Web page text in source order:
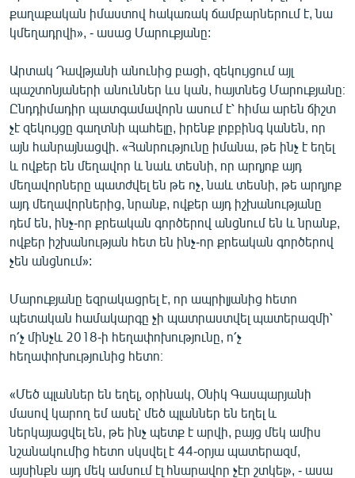
քաղաքական իմաստով հակառակ ճամբարներում է, նա
կմեղադրվի», - ասաց Մարուքյանը:
Արտակ Դավթյանի անունից բացի, զեկույցում այլ
պաշտոնյաների անուններ ևս կան, հայտնեց Մարուքյանը։
Ընդդիմադիր պատգամավորն ասում է՝ հիմա արեն ճիշտ
չէ զեկույցը գաղտնի պահելը, իրենք լոբբինգ կանեն, որ
այն հանրայնացվի. «Հանրությունը իմանա, թե ինչ է եղել
և ովքեր են մեղավոր և նաև տեսնի, որ արդյոք այդ
մեղավորները պատժվել են թե ոչ, նաև տեսնի, թե արդյոք
այդ մեղավորներից, նրանք, ովքեր այդ իշխանությանը
դեմ են, ինչ-որ քրեական գործերով անցնում են և նրանք,
ովքեր իշխանության հետ են ինչ-որ քրեական գործերով
չեն անցնում»:
Մարուքյանը եզրակացրել է, որ ապրիլյանից հետո
պետական համակարգը չի պատրաստվել պատերազմի՝
ո՛չ մինչև 2018-ի հեղափոխությունը, ո՛չ
հեղափոխությունից հետո։
«Մեծ պլաններ են եղել, օրինակ, Օնիկ Գասպարյանի
մասով կարող եմ ասել՝ մեծ պլաններ են եղել և
ներկայացվել են, թե ինչ պետք է արվի, բայց մեկ ամիս
նշանակումից հետո սկսվել է 44-օրյա պատերազմ,
այսինքն այդ մեկ ամսում էլ հնարավոր չէր շտկել», - ասա